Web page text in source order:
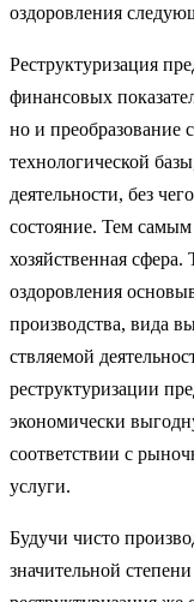
оздоровления
Реструктуризация
финансовых
но и преобразование
технологической
деятельности, без
состояние. Тем
хозяйственная
оздоровления
производства, вида
ствляемой
реструктуризации
экономически
соответствии с
услуги.
Будучи чисто
значи­тельной